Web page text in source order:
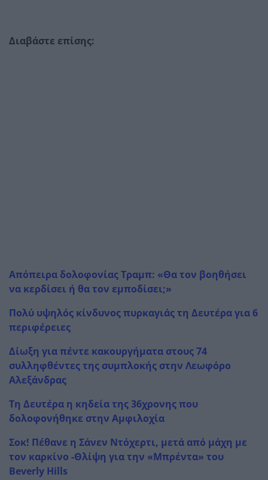
Διαβάστε επίσης:
Απόπειρα δολοφονίας Τραμπ: «Θα τον βοηθήσει
να κερδίσει ή θα τον εμποδίσει;»
Πολύ υψηλός κίνδυνος πυρκαγιάς τη Δευτέρα για 6
περιφέρειες
Δίωξη για πέντε κακουργήματα στους 74
συλληφθέντες της συμπλοκής στην Λεωφόρο
Αλεξάνδρας
Τη Δευτέρα η κηδεία της 36χρονης που
δολοφονήθηκε στην Αμφιλοχία
Σοκ! Πέθανε η Σάνεν Ντόχερτι, μετά από μάχη με
τον καρκίνο -Θλίψη για την «Μπρέντα» του
Beverly Hills